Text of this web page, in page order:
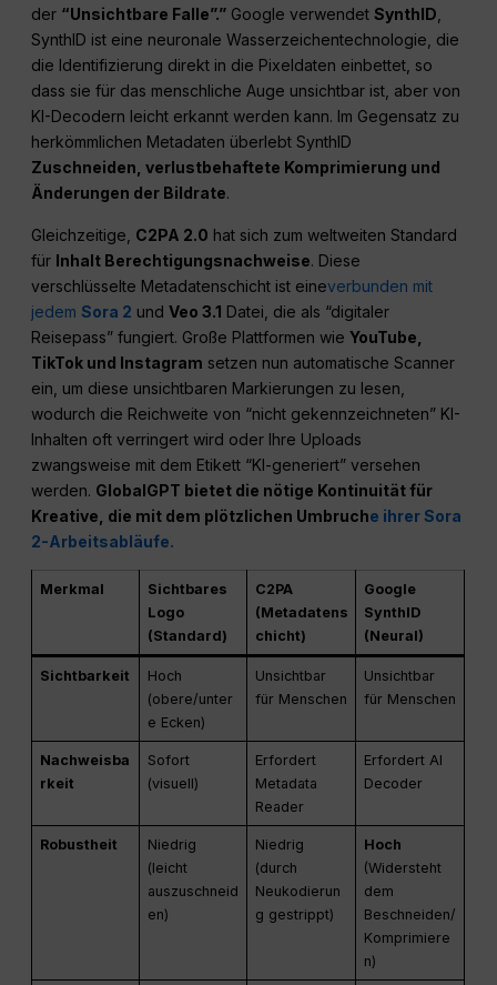
der “Unsichtbare Falle”.” Google verwendetSynthID
SynthID ist eine neuronale Wasserzeichentechnologie, die
die Identifizierung direkt in die Pixeldaten einbettet, so
dass sie für das menschliche Auge unsichtbar ist, aber von
KI-Decodern leicht erkannt werden kann. Im Gegensatz zu
herkömmlichen Metadaten überlebt SynthID
Zuschneiden, verlustbehaftete Komprimierung und
Änderungen der Bildrate.
Gleichzeitige, C2PA 2.0 hat sich zum weltweiten Standard
für Inhalt Berechtigungsnachweise. Diese
verschlüsselte Metadatenschicht ist eineverbunden mit
jedemSora 2 undVeo 3.1 Datei, die als “digitaler
Reisepass” fungiert. Große Plattformen wieYouTube,
TikTok und Instagram setzen nun automatische Scanner
ein, um diese unsichtbaren Markierungen zu lesen,
wodurch die Reichweite von “nicht gekennzeichneten” KI-
Inhalten oft verringert wird oder Ihre Uploads
zwangsweise mit dem Etikett “KI-generiert” versehen
werden. GlobalGPT bietet die nötige Kontinuität für
Kreative, die mit dem plötzlichen Umbruche ihrer Sora
2-Arbeitsabläufe.
Merkmal
Sichtbares
Logo
(Standard)
C2PA
(Metadatens
chicht)
Google
SynthID
(Neural)
Sichtbarkeit
Hoch
(obere/unter
e Ecken)
Unsichtbar
für Menschen
Unsichtbar
für Menschen
Nachweisba
rkeit
Sofort
(visuell)
Erfordert
Metadata
Reader
Erfordert AI
Decoder
Robustheit
Niedrig
(leicht
auszuschneid
en)
Niedrig
(durch
Neukodierun
g gestrippt)
Hoch
(Widersteht
dem
Beschneiden/
Komprimiere
n)